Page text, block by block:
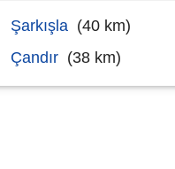
Şarkışla (40 km)
Çandır (38 km)